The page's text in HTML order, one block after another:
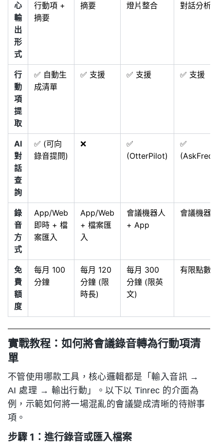
心
輸
出
形
式
行動項 +
摘要
摘要
燈片整合
對話分析
行
動
項
提
取
✅ 自動生
成清單
✅ 支援 ✅ 支援 ✅ 支援
AI
對
話
查
詢
✅ (可向
錄音提問)
❌
✅
(OtterPilot)
✅
(AskFred)
錄
音
方
式
App/Web
即時 + 檔
案匯入
App/Web
+ 檔案匯
入
會議機器人
+ App
會議機器
免
費
額
度
每月 100
分鐘
每月 120
分鐘 (限
時長)
每月 300
分鐘 (限英
文)
有限點數
實戰教程：如何將會議錄音轉為行動項清
單
不管使用哪款工具，核心邏輯都是「輸入音訊 →
AI 處理 → 輸出行動」。以下以 Tinrec 的介面為
例，示範如何將一場混亂的會議變成清晰的待辦事
項。
步驟 1：進行錄音或匯入檔案